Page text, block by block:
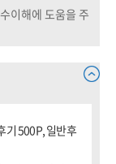
이해에 도움을 주
기 500P, 일반후